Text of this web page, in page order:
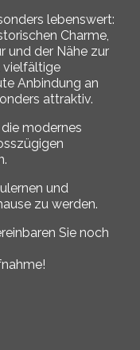
lebenswert:
Charme,
und der Nähe zur
vielfältige
Anbindung an
attraktiv.
modernes
und
zu werden.
Sie noch